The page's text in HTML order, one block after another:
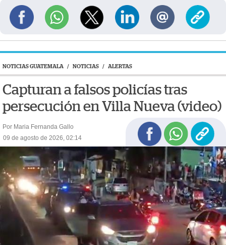
NOTICIAS GUATEMALA / NOTICIAS / ALERTAS
Capturan a falsos policías tras
persecución en Villa Nueva (video)
Por Maria Fernanda Gallo
09 de agosto de 2026, 02:14